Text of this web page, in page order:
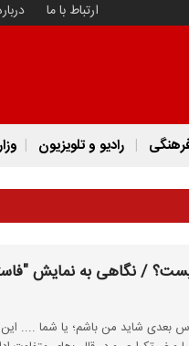
ارتباط با ما
رادیو و تلویزیون
بعدی شاید من باشم؛ یا شما ....